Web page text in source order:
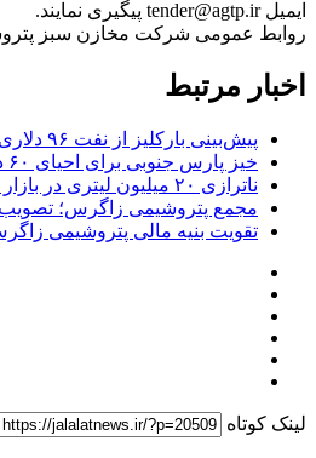
ایمیل tender@agtp.ir پیگیری نمایند.
روابط عمومى شرکت مخازن سبز
اخبار مرتبط
پیش‌بینی بارکلیز از نفت ۹۶ دلاری در سال ۲۰۲۶؛ تنگه هرمز عامل اصلی نوسانات قیمت
خیز پارس جنوبی برای احیای ۶۰ درصد ظرفیت تولید تا پایان آذر؛ بازگشت ۱۰۰ میلیون مترمکعب گاز به شبکه
ناترازی ۲۰ میلیون لیتری در بازار سوخت؛ چالش‌های واردات و ضرورت بازنگری در سیاست‌های بنزینی
مجمع پتروشیمی زاگرس؛ تصویب سود ۵۷۵ تومانی و
تقویت بنیه مالی پتروشیمی زاگرس با افزایش سرمایه به
لینک کوتاه